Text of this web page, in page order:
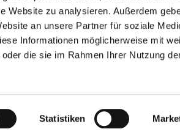
Website zu analysieren. Außerdem
an unsere Partner für soziale
Informationen möglicherweise mit
die sie im Rahmen Ihrer Nutzung
Statistiken
ChurchDesk-